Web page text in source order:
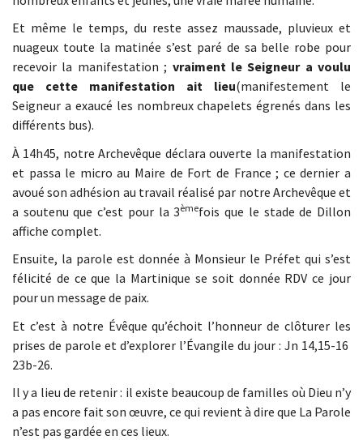
Et même le temps, du reste assez maussade, pluvieux et
nuageux toute la matinée s’est paré de sa belle robe pour
recevoir la manifestation ; vraiment le Seigneur a voulu
que cette manifestation ait lieu(manifestement le
Seigneur a exaucé les nombreux chapelets égrenés dans les
différents bus).
À 14h45, notre Archevêque déclara ouverte la manifestation
et passa le micro au Maire de Fort de France ; ce dernier a
avoué son adhésion au travail réalisé par notre Archevêque et
a soutenu que c’est pour la 3èmefois que le stade de Dillon
affiche complet.
Ensuite, la parole est donnée à Monsieur le Préfet qui s’est
félicité de ce que la Martinique se soit donnée RDV ce jour
pour un message de paix.
Et c’est à notre Évêque qu’échoit l’honneur de clôturer les
prises de parole et d’explorer l’Évangile du jour : Jn 14,15-16
23b-26.
Il y a lieu de retenir : il existe beaucoup de familles où Dieu n’y
a pas encore fait son œuvre, ce qui revient à dire que La Parole
n’est pas gardée en ces lieux.